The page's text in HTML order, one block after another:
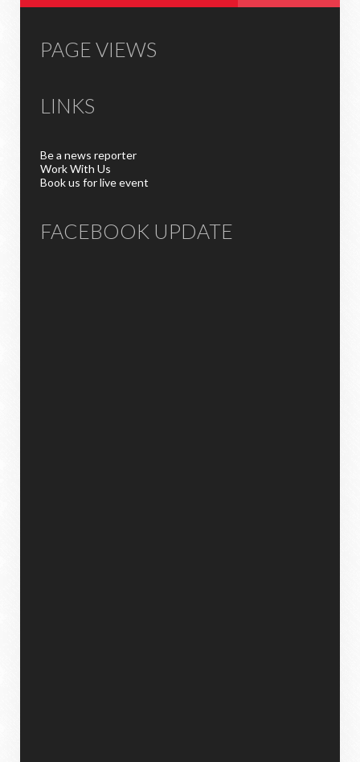
PAGE VIEWS
LINKS
Be a news reporter
Work With Us
Book us for live event
FACEBOOK UPDATE